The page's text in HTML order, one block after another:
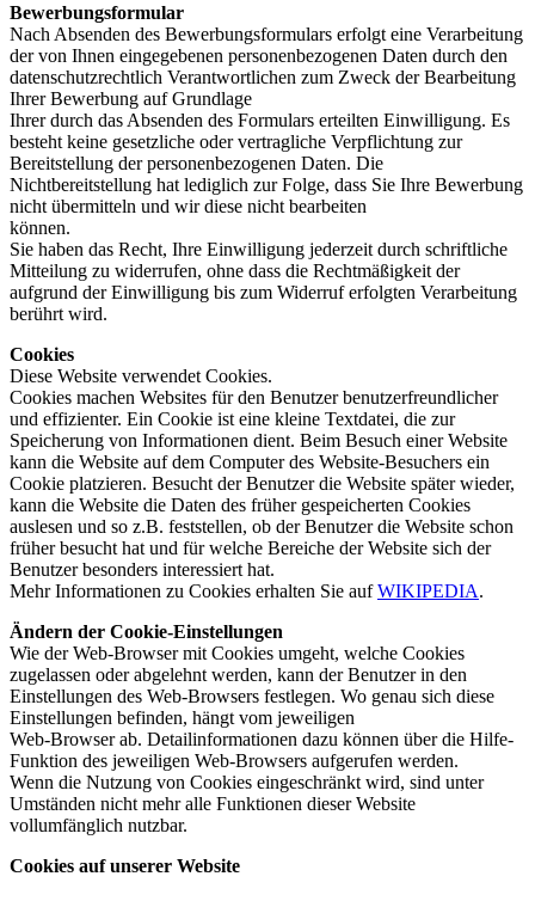
Bewerbungsformular
Nach Absenden des Bewerbungsformulars erfolgt eine Verarbeitung
der von Ihnen eingegebenen personenbezogenen Daten durch den
datenschutzrechtlich Verantwortlichen zum Zweck der Bearbeitung
Ihrer Bewerbung auf Grundlage
Ihrer durch das Absenden des Formulars erteilten Einwilligung. Es
besteht keine gesetzliche oder vertragliche Verpflichtung zur
Bereitstellung der personenbezogenen Daten. Die
Nichtbereitstellung hat lediglich zur Folge, dass Sie Ihre Bewerbung
nicht übermitteln und wir diese nicht bearbeiten
können.
Sie haben das Recht, Ihre Einwilligung jederzeit durch schriftliche
Mitteilung zu widerrufen, ohne dass die Rechtmäßigkeit der
aufgrund der Einwilligung bis zum Widerruf erfolgten Verarbeitung
berührt wird.
Cookies
Diese Website verwendet Cookies.
Cookies machen Websites für den Benutzer benutzerfreundlicher
und effizienter. Ein Cookie ist eine kleine Textdatei, die zur
Speicherung von Informationen dient. Beim Besuch einer Website
kann die Website auf dem Computer des Website-Besuchers ein
Cookie platzieren. Besucht der Benutzer die Website später wieder,
kann die Website die Daten des früher gespeicherten Cookies
auslesen und so z.B. feststellen, ob der Benutzer die Website schon
früher besucht hat und für welche Bereiche der Website sich der
Benutzer besonders interessiert hat.
Mehr Informationen zu Cookies erhalten Sie aufWIKIPEDIA.
Ändern der Cookie-Einstellungen
Wie der Web-Browser mit Cookies umgeht, welche Cookies
zugelassen oder abgelehnt werden, kann der Benutzer in den
Einstellungen des Web-Browsers festlegen. Wo genau sich diese
Einstellungen befinden, hängt vom jeweiligen
Web-Browser ab. Detailinformationen dazu können über die Hilfe-
Funktion des jeweiligen Web-Browsers aufgerufen werden.
Wenn die Nutzung von Cookies eingeschränkt wird, sind unter
Umständen nicht mehr alle Funktionen dieser Website
vollumfänglich nutzbar.
Cookies auf unserer Website